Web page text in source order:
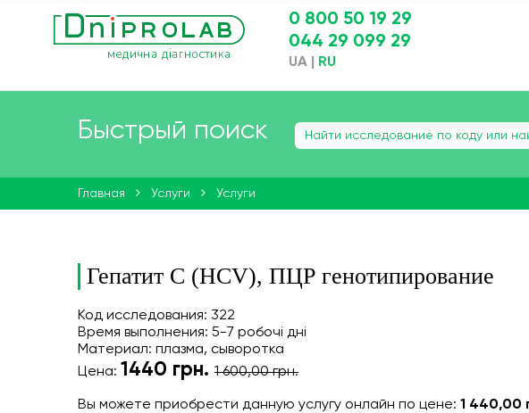
0 800 50 19 29
044 29 099 29
UA RU
Быстрый поиск
Главная Услуги Услуги
Гепатит С (HCV), ПЦР генотипирование
Код исследования: 322
Время выполнения: 5-7 робочі дні
Материал: плазма, сыворотка
Цена: 1440 грн. 1 600,00 грн.
Вы можете приобрести данную услугу онлайн по цене: 1 440,00